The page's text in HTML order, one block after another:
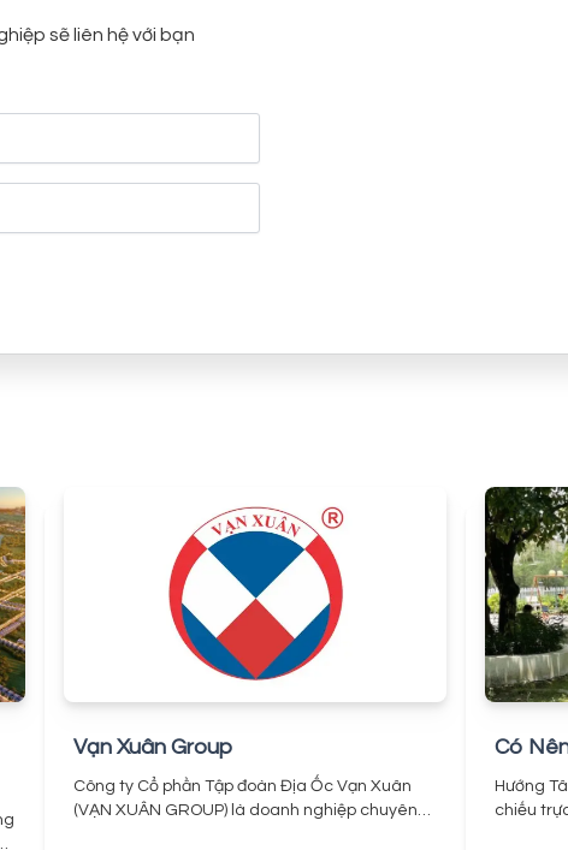
sẽ liên hệ với bạn
Vạn Xuân Group
Công ty Cổ phần Tập đoàn Địa Ốc Vạn Xuân
(VẠN XUÂN GROUP) là doanh nghiệp chuyên
Có
Hướng
chiếu